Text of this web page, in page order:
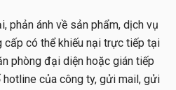
phản ánh về sản phẩm, dịch vụ
cấp có thể khiếu nại trực tiếp tại
phòng đại diện hoặc gián tiếp
của công ty, gửi mail, gửi